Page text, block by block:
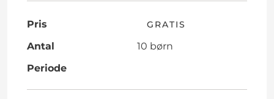
Pris GRATIS
Antal
10 børn
Periode